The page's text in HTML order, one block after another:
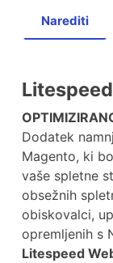
Narediti
Dodatek
Magento, ki
vaše spletne
obsežnih
obiskovalci,
opremljenih s
Litespeed